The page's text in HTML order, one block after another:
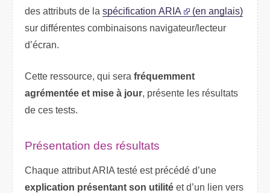
des attributs de la spécification ARIA
(en anglais)
sur différentes combinaisons navigateur/lecteur
d’écran.
Cette ressource, qui sera fréquemment
agrémentée et mise à jour, présente les résultats
de ces tests.
Présentation des résultats
Chaque attribut ARIA testé est précédé d’une
explication présentant son utilité et d’un lien vers